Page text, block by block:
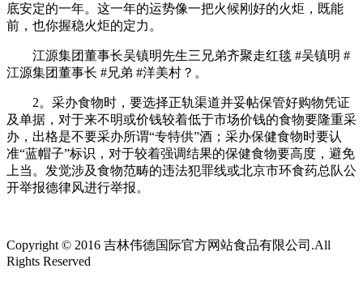
底安定的一年。这一年的运势像一把火候刚好的火炬，既能
前，也你握稳火炬的定力。
江源集团董事长吴镇明先生三兄弟齐聚走红毯 #吴镇明 #
江源集团董事长 #兄弟 #洋美村？。
2。采办食物时，要选择正轨渠道并妥帖保管好购物凭证
及单据，对于来不明或价钱较着低于市场价钱的食物要隆重采
办，出格是不要采办所谓“专特供”酒；采办保健食物时要认
准“蓝帽子”标识，对于较着强调结果的保健食物要高度，避免
上当。发觉涉及食物范畴的违法犯罪线或北京市环食药总队公
开举报德律风进行举报。
Copyright © 2016 吉林伟德国际官方网站食品有限公司.All
Rights Reserved